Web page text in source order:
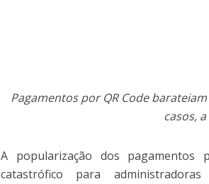
Pagamentos por QR Code
casos,
A popularização dos
catastrófico para